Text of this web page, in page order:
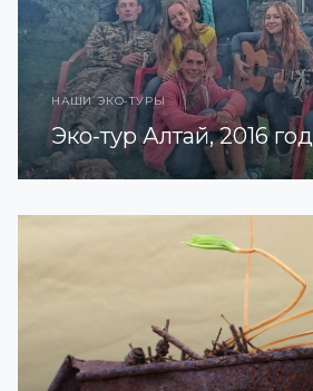
НАШИ ЭКО-ТУРЫ
Эко-тур Алтай, 2016 год